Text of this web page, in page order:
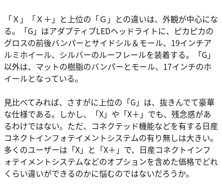
「Ｘ」「Ｘ＋」と上位の「Ｇ」との違いは、外観が中心にな
る。「G」はアダプティブLEDヘッドライトに、ピカピカの
グロスの前後バンパーとサイドシル＆モール、19インチア
ルミホイール、シルバーのルーフレールを装着する。「G」
以外は、マットの樹脂のバンパーとモール、17インチのホ
イールとなっている。
見比べてみれば、さすがに上位の「G」は、抜きんでて豪華
な仕様である。しかし、「X」や「X＋」でも、残念感があ
るわけではない。ただ、コネクテッド機能などを有する日産
コネクトインフォテイメントシステムの有り無しは大きい。
多くのユーザーは「X」と「X＋」で、日産コネクトインフ
ォテイメントシステムなどのオプションを含めた価格でどれ
くらい違いができるのかに悩むのではないだろうか。